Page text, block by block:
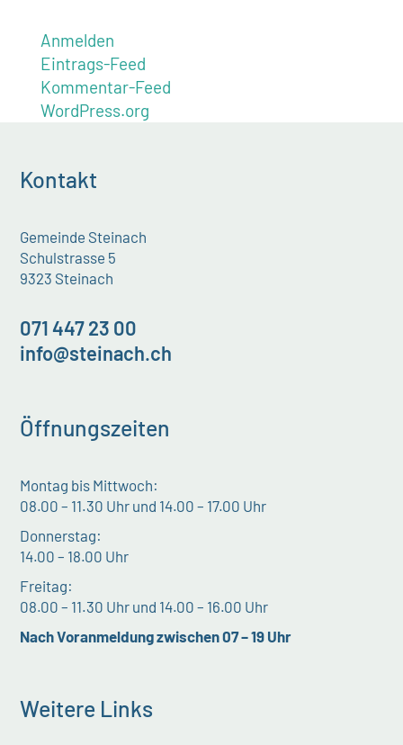
Anmelden
Eintrags-Feed
Kommentar-Feed
WordPress.org
Kontakt
Gemeinde Steinach
Schulstrasse 5
9323 Steinach
071 447 23 00
info@steinach.ch
Öffnungszeiten
Montag bis Mittwoch:
08.00 – 11.30 Uhr und 14.00 – 17.00 Uhr
Donnerstag:
14.00 – 18.00 Uhr
Freitag:
08.00 – 11.30 Uhr und 14.00 – 16.00 Uhr
Nach Voranmeldung zwischen 07 – 19 Uhr
Weitere Links